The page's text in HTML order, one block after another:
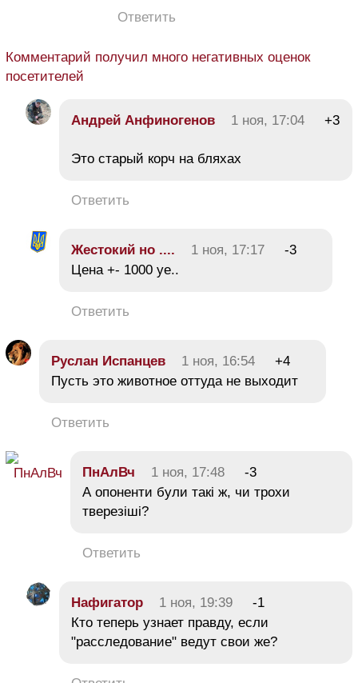
Ответить
Комментарий получил много негативных оценок
посетителей
Андрей Анфиногенов 1 ноя, 17:04 +3
Это старый корч на бляхах
Ответить
Жестокий но .... 1 ноя, 17:17
-3
Цена +- 1000 уе..
Ответить
Руслан Испанцев 1 ноя, 16:54
+4
Пусть это животное оттуда не выходит
Ответить
ПнАлВч 1 ноя, 17:48
-3
А опоненти були такі ж, чи трохи
тверезіші?
Ответить
Нафигатор 1 ноя, 19:39
-1
Кто теперь узнает правду, если
"расследование" ведут свои же?